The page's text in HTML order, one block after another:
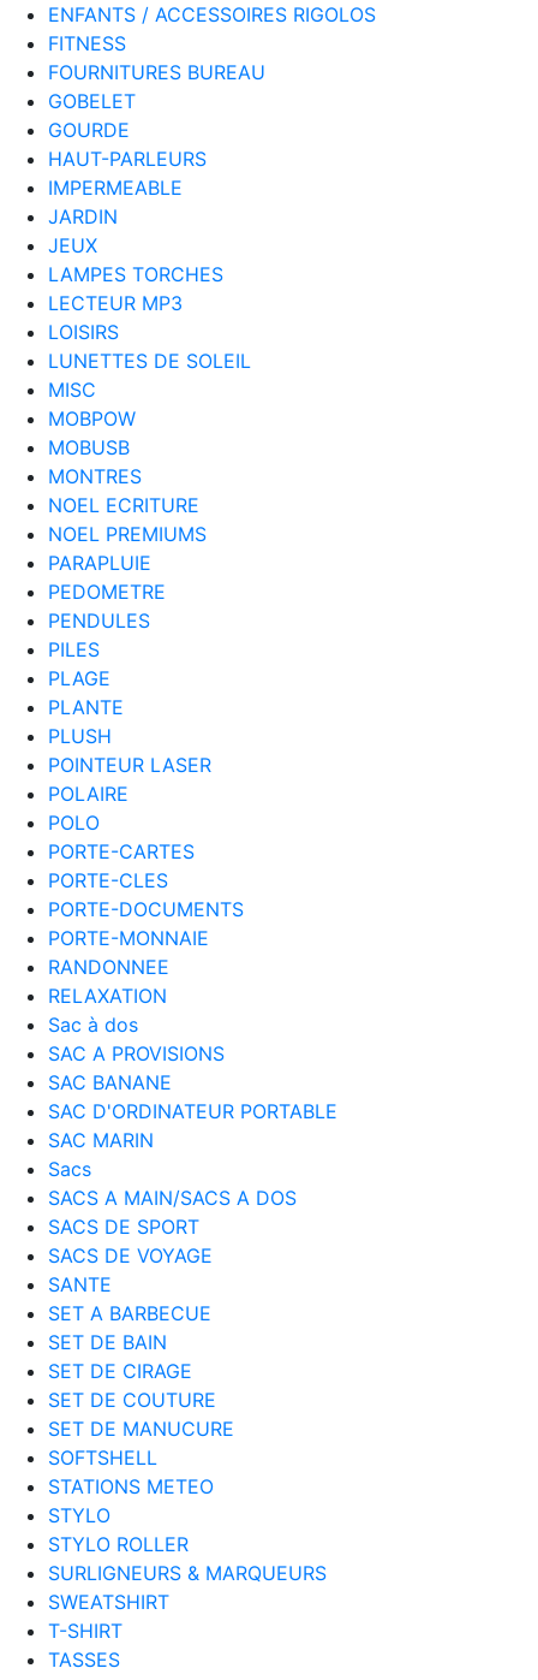
ENFANTS / ACCESSOIRES RIGOLOS
FITNESS
FOURNITURES BUREAU
GOBELET
GOURDE
HAUT-PARLEURS
IMPERMEABLE
JARDIN
JEUX
LAMPES TORCHES
LECTEUR MP3
LOISIRS
LUNETTES DE SOLEIL
MISC
MOBPOW
MOBUSB
MONTRES
NOEL ECRITURE
NOEL PREMIUMS
PARAPLUIE
PEDOMETRE
PENDULES
PILES
PLAGE
PLANTE
PLUSH
POINTEUR LASER
POLAIRE
POLO
PORTE-CARTES
PORTE-CLES
PORTE-DOCUMENTS
PORTE-MONNAIE
RANDONNEE
RELAXATION
Sac à dos
SAC A PROVISIONS
SAC BANANE
SAC D'ORDINATEUR PORTABLE
SAC MARIN
Sacs
SACS A MAIN/SACS A DOS
SACS DE SPORT
SACS DE VOYAGE
SANTE
SET A BARBECUE
SET DE BAIN
SET DE CIRAGE
SET DE COUTURE
SET DE MANUCURE
SOFTSHELL
STATIONS METEO
STYLO
STYLO ROLLER
SURLIGNEURS & MARQUEURS
SWEATSHIRT
T-SHIRT
TASSES